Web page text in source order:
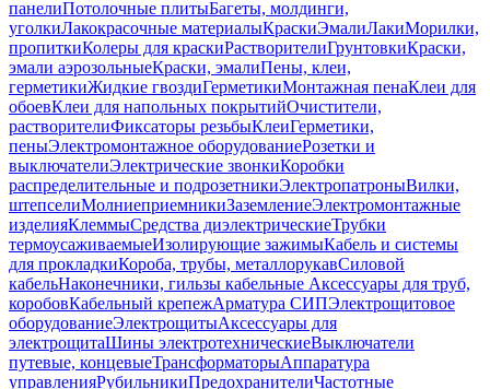
панелиПотолочные плитыБагеты, молдинги,
уголкиЛакокрасочные материалыКраскиЭмалиЛакиМорилки,
пропиткиКолеры для краскиРастворителиГрунтовкиКраски,
эмали аэрозольныеКраски, эмалиПены, клеи,
герметикиЖидкие гвоздиГерметикиМонтажная пенаКлеи для
обоевКлеи для напольных покрытийОчистители,
растворителиФиксаторы резьбыКлеиГерметики,
пеныЭлектромонтажное оборудованиеРозетки и
выключателиЭлектрические звонкиКоробки
распределительные и подрозетникиЭлектропатроныВилки,
штепселиМолниеприемникиЗаземлениеЭлектромонтажные
изделияКлеммыСредства диэлектрическиеТрубки
термоусаживаемыеИзолирующие зажимыКабель и системы
для прокладкиКороба, трубы, металлорукавСиловой
кабельНаконечники, гильзы кабельные Аксессуары для труб,
коробовКабельный крепежАрматура СИПЭлектрощитовое
оборудованиеЭлектрощитыАксессуары для
электрощитаШины электротехническиеВыключатели
путевые, концевыеТрансформаторыАппаратура
управленияРубильникиПредохранителиЧастотные